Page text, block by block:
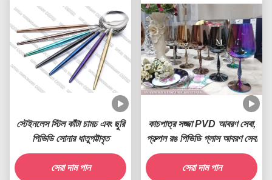
স্টেইনলেস স্টিল কাঁটা চামচ এবং ছুরি
পিভিডি সোনার ধাতুপট্টাবৃত
সেরা দাম পান
কাচপাত্র সজ্জা PVD আবরণ সেবা,
প্রুপল রঙ পিভিডি গ্লাস আবরণ সেবা
সেরা দাম পান